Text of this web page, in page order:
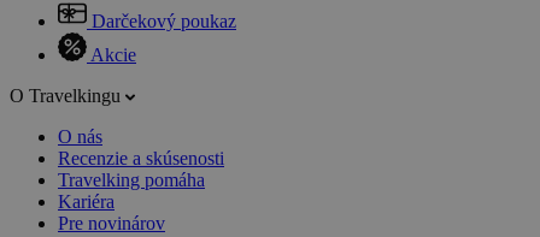
Darčekový poukaz
Akcie
O Travelkingu
O nás
Recenzie a skúsenosti
Travelking pomáha
Kariéra
Pre novinárov